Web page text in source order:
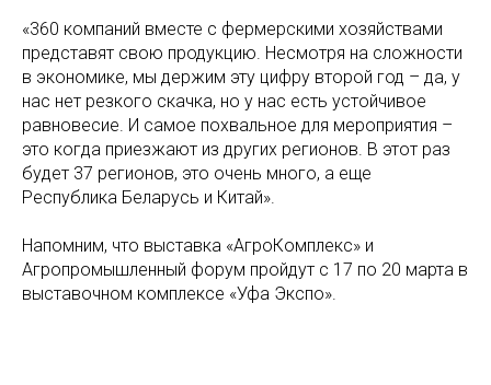
«360 компаний вместе с фермерскими хозяйствами
представят свою продукцию. Несмотря на сложности
в экономике, мы держим эту цифру второй год – да, у
нас нет резкого скачка, но у нас есть устойчивое
равновесие. И самое похвальное для мероприятия –
это когда приезжают из других регионов. В этот раз
будет 37 регионов, это очень много, а еще
Республика Беларусь и Китай».
Напомним, что выставка «АгроКомплекс» и
Агропромышленный форум пройдут с 17 по 20 марта в
выставочном комплексе «Уфа Экспо».